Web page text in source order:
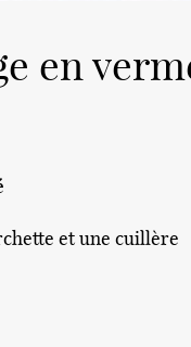
en
et une cuillère